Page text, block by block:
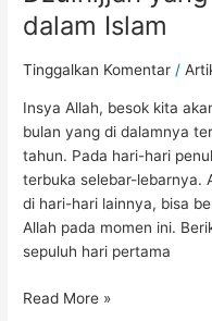
dalam Islam
Tinggalkan Komentar /
Insya Allah, besok kita
bulan yang di dalamnya
tahun. Pada hari-hari
terbuka selebar-lebarnya.
di hari-hari lainnya, bisa
Allah pada momen ini.
sepuluh hari pertama
Read More »